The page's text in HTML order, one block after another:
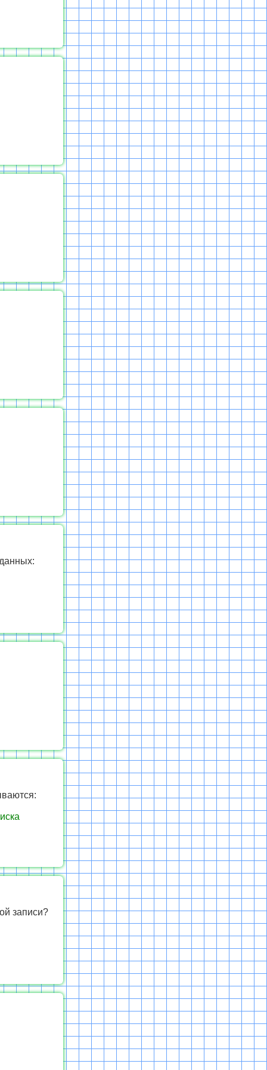
записи?